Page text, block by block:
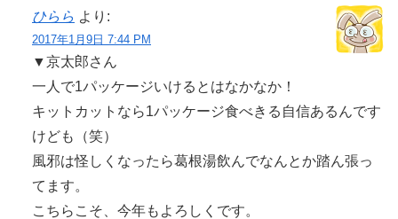
ひらら より:
2017年1月9日 7:44 PM
▼京太郎さん
一人で1パッケージいけるとはなかなか！
キットカットなら1パッケージ食べきる自信あるんです
けども（笑）
風邪は怪しくなったら葛根湯飲んでなんとか踏ん張っ
てます。
こちらこそ、今年もよろしくです。